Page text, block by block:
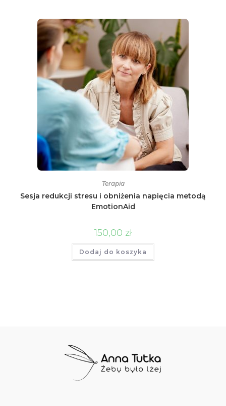
Terapia
Sesja redukcji stresu i obniżenia napięcia metodą
EmotionAid
150,00 zł
Dodaj do koszyka